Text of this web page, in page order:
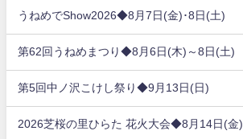
うねめでShow2026◆8月7日(金)･8日(土)
第62回うねめまつり◆8月6日(木)～8日(土)
第5回中ノ沢こけし祭り◆9月13日(日)
2026芝桜の里ひらた 花火大会◆8月14日(金)